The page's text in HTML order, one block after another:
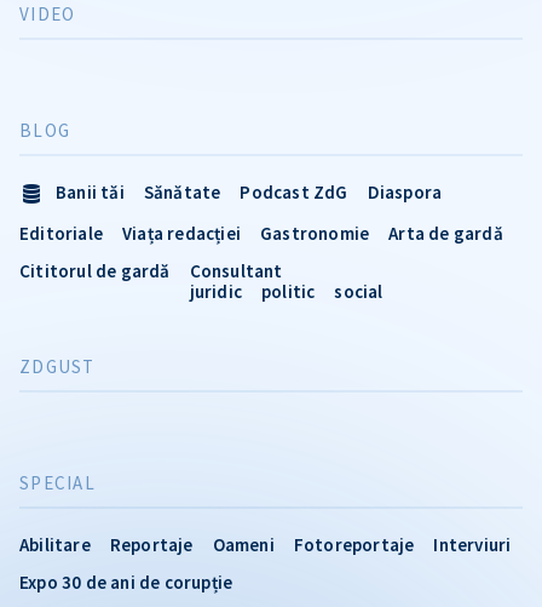
VIDEO
SPECIAL
Abilitare Reportaje Oameni Fotoreportaje
Interviuri
Expo 30 de ani de corupție
BLOG
Banii tăi Sănătate Podcast ZdG
Diaspora
Editoriale
Viața redacției Gastronomie
Arta de gardă
Cititorul de gardă
Consultant
juridic
politic social
ZDGUST